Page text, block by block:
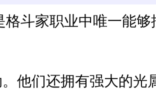
格斗家职业中唯一能
他们还拥有强大的光